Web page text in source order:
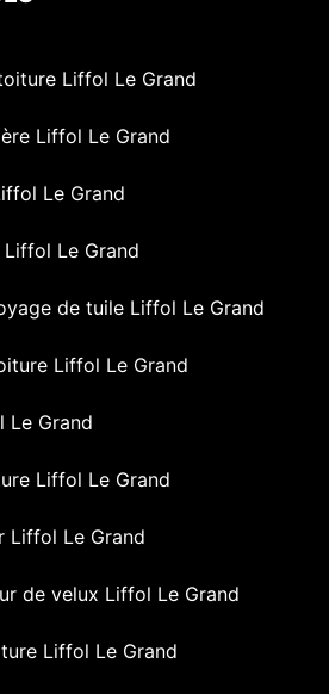
Liffol Le Grand
Liffol Le Grand
Le Grand
Le Grand
de tuile Liffol Le Grand
Liffol Le Grand
Le Grand
Liffol Le Grand
Liffol Le Grand
de velux Liffol Le Grand
Liffol Le Grand